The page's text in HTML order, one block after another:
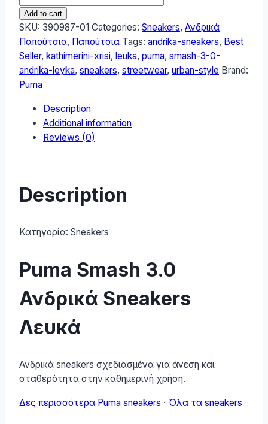
Smash
3.0
Ανδρικά
Sneakers
Λευκά
390987-
quantity
Add to cart
SKU: 390987-01 Categories: Sneakers, Ανδρικά
Παπούτσια, Παπούτσια Tags: andrika-sneakers, Best
Seller, kathimerini-xrisi, leuka, puma, smash-3-0-
andrika-leyka, sneakers, streetwear, urban-style Brand:
Puma
Description
Additional information
Reviews (0)
Description
Κατηγορία: Sneakers
Puma Smash 3.0
Ανδρικά Sneakers
Λευκά
Ανδρικά sneakers σχεδιασμένα για άνεση και
σταθερότητα στην καθημερινή χρήση.
Δες περισσότερα Puma sneakers · Όλα τα sneakers